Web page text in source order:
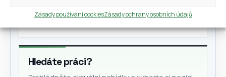
Zásady používání cookiesZásady ochrany osobních údajů
Pro uchazeče 2
Hledáte práci?